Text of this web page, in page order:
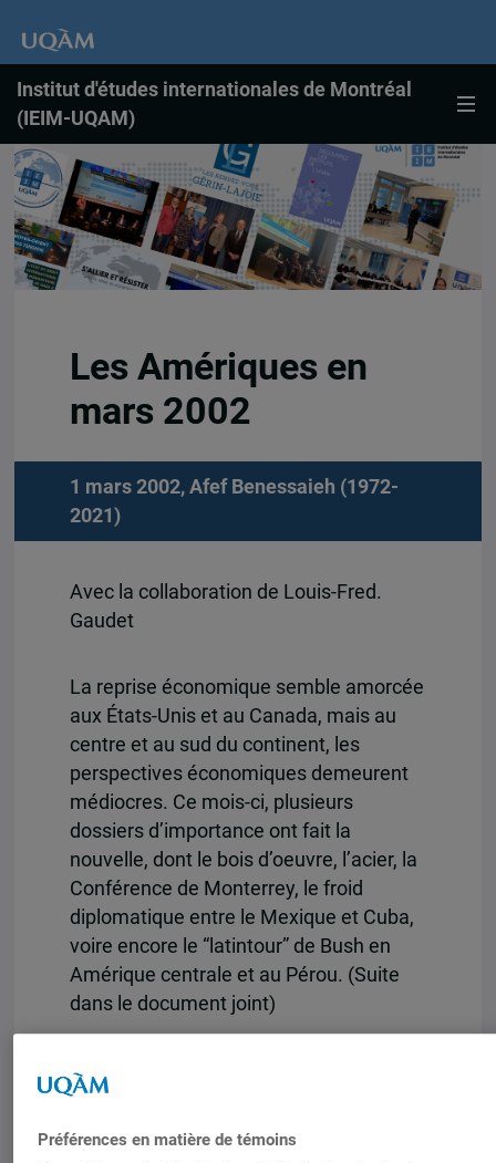
Institut d'études internationales de Montréal
(IEIM-UQAM)
Les Amériques en
mars 2002
1 mars 2002, Afef Benessaieh (1972-
2021)
Avec la collaboration de Louis-Fred.
Gaudet
La reprise économique semble amorcée
aux États-Unis et au Canada, mais au
centre et au sud du continent, les
perspectives économiques demeurent
médiocres. Ce mois-ci, plusieurs
dossiers d’importance ont fait la
nouvelle, dont le bois d’oeuvre, l’acier, la
Conférence de Monterrey, le froid
diplomatique entre le Mexique et Cuba,
voire encore le “latintour” de Bush en
Amérique centrale et au Pérou. (Suite
dans le document joint)
Documents joints
Préférences en matière de témoins